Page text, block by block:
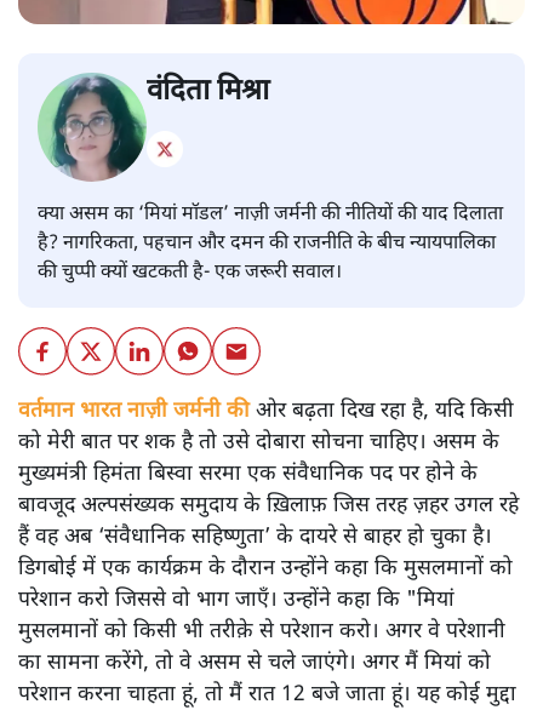
वंदिता मिश्रा
क्या असम का ‘मियां मॉडल’ नाज़ी जर्मनी की नीतियों की याद दिलाता
है? नागरिकता, पहचान और दमन की राजनीति के बीच न्यायपालिका
की चुप्पी क्यों खटकती है- एक जरूरी सवाल।
वर्तमान भारत नाज़ी जर्मनी कीओर बढ़ता दिख रहा है, यदि किसी
को मेरी बात पर शक है तो उसे दोबारा सोचना चाहिए। असम के
मुख्यमंत्री हिमंता बिस्वा सरमा एक संवैधानिक पद पर होने के
बावजूद अल्पसंख्यक समुदाय के ख़िलाफ़ जिस तरह ज़हर उगल रहे
हैं वह अब ‘संवैधानिक सहिष्णुता’ के दायरे से बाहर हो चुका है।
डिगबोई में एक कार्यक्रम के दौरान उन्होंने कहा कि मुसलमानों को
परेशान करो जिससे वो भाग जाएँ। उन्होंने कहा कि "मियां
मुसलमानों को किसी भी तरीक़े से परेशान करो। अगर वे परेशानी
का सामना करेंगे, तो वे असम से चले जाएंगे। अगर मैं मियां को
परेशान करना चाहता हूं, तो मैं रात 12 बजे जाता हूं। यह कोई मुद्दा